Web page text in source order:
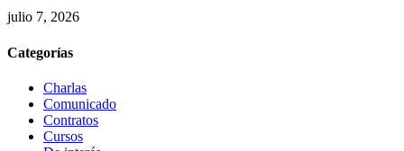
julio 7, 2026
Categorías
Charlas
Comunicado
Contratos
Cursos